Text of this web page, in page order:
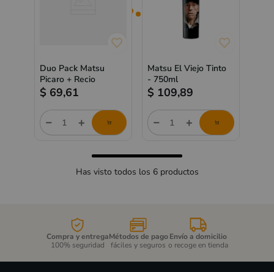
Duo Pack Matsu
Picaro + Recio
$ 69,61
store/product-
list.quantityStepper.label
Matsu El Viejo Tinto
- 750ml
$ 109,89
store/product-
list.quantityStepper.label
Has visto todos los 6productos
Compra y entrega
100% seguridad
Métodos de pago
fáciles y seguros
Envío a domicilio
o recoge en tienda